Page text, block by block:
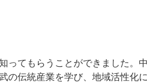
ってもらうことができました。
の伝統産業を学び、地域活性化